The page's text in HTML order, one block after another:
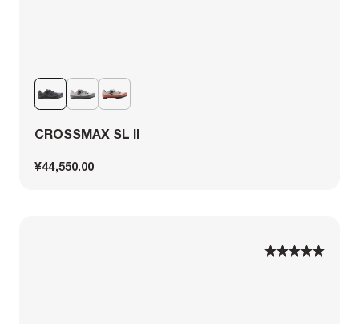
CROSSMAX SL II
¥44,550.00
1 2 3 4 5
1 2 3 4 5